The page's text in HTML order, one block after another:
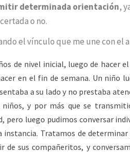
determinada orientación,
o no.
el vínculo que me une con el
de nivel inicial, luego de hacer
en el fin de semana. Un niño
a su lado y no prestaba
y por más que se
pero luego pudimos conversar
instancia. Tratamos de
sus compañeritos, y